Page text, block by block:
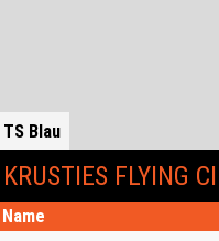
TS Blau
KRUSTIES FLYING
Name